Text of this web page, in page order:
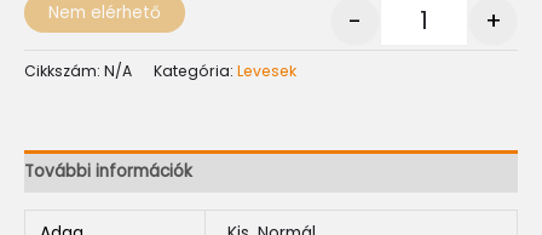
- +
Nem elérhető
Cikkszám: N/A Kategória: Levesek
További információk